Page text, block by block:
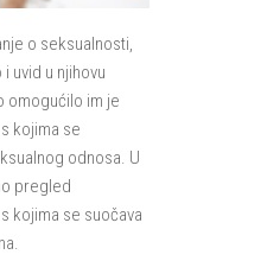
o seksualnosti,
uvid u njihovu
omogućilo im je
kojima se
odnosa. U
pregled
kojima se suočava